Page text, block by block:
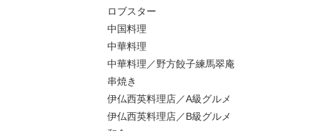
ロブスター
中国料理
中華料理
中華料理／野方餃子練馬翠庵
串焼き
伊仏西英料理店／A級グルメ
伊仏西英料理店／B級グルメ